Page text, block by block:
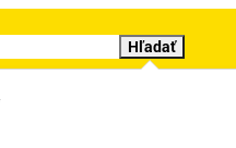
Hľadať